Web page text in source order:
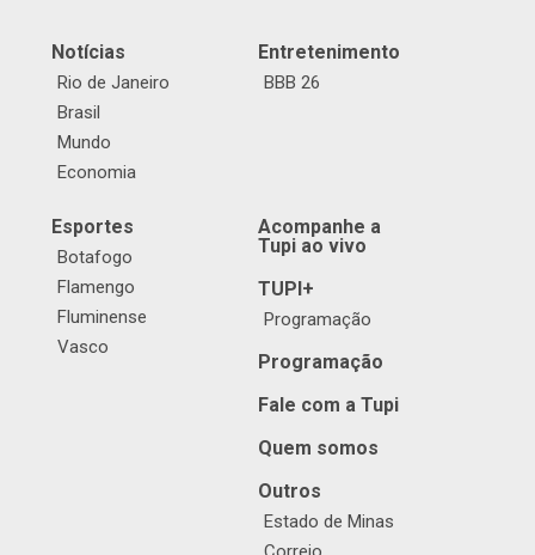
Notícias
Rio de Janeiro
Brasil
Mundo
Economia
Entretenimento
BBB 26
Esportes
Botafogo
Flamengo
Fluminense
Vasco
Acompanhe a
Tupi ao vivo
TUPI+
Programação
Programação
Fale com a Tupi
Quem somos
Outros
Estado de Minas